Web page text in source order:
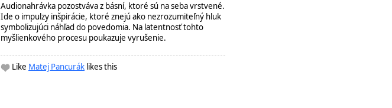
Audionahrávka pozostváva z básní, ktoré sú na seba vrstvené.
Ide o impulzy inšpirácie, ktoré znejú ako nezrozumiteľný hluk
symbolizujúci náhľad do povedomia. Na latentnosť tohto
myšlienkového procesu poukazuje vyrušenie.
Like Matej Pancurák likes this